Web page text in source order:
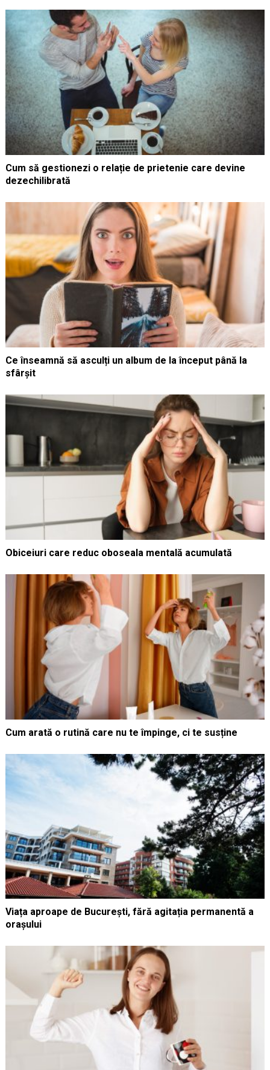
Cum să gestionezi o relație de prietenie care devine
dezechilibrată
Ce înseamnă să asculți un album de la început până la
sfârșit
Obiceiuri care reduc oboseala mentală acumulată
Cum arată o rutină care nu te împinge, ci te susține
Viața aproape de București, fără agitația permanentă a
orașului